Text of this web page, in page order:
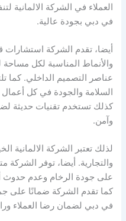
العملاء في الشركة الالمانية
في دبي بجودة عالية.
أيضا، تقدم الشركة استشارات
والأنماط المناسبة لكل
عناصر التصميم الداخلي. كما
السلامة والجودة في كل
كذلك تستخدم تقنيات حديثة
وآمن.
لذلك تعتبر الشركة الالمانية
والتجارية. أيضا، توفر الشركة
على جودة الرخام وعدم
كما تقدم الشركة ضمانًا على
في دبي لضمان رضا العملاء